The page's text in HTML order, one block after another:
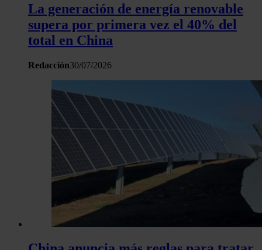
La generación de energía renovable
supera por primera vez el 40% del
total en China
Redacción30/07/2026